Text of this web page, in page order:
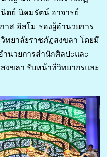
ตย์ นิคมรัตน์ อาจารย์
ส อิสโม รองผู้อำนวยการ
ทยาลัยราชภัฏสงขลา โดยมี
ำนวยการสำนักศิลปะและ
ขลา รับหน้าที่วิทยากรและ